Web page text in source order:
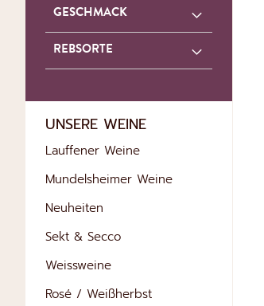
GESCHMACK
REBSORTE
UNSERE WEINE
Lauffener Weine
Mundelsheimer Weine
Neuheiten
Sekt & Secco
Weissweine
Rosé / Weißherbst